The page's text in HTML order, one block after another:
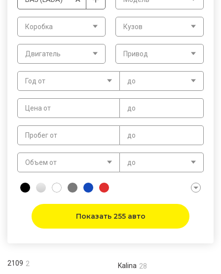
Год от до
Цена от до
Коробка
Пробег от до
Объем от до
Кузов
Двигатель Привод
Показать 255 авто
2109 2
Kalina 28